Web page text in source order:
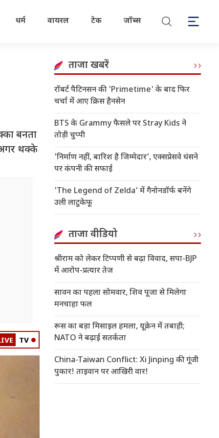
धर्म वायरल टेक जॉब्स
बनता
अगर थक्के
TV
ताजा खबरें
रॉबर्ट पैटिनसन की 'Primetime' के बाद फिर
चर्चा में आए क्रिस हैनसेन
BTS के Grammy फैसले पर Stray Kids ने
तोड़ी चुप्पी
'निर्माण नहीं, बारिश है जिम्मेदार', एक्सप्रेसवे धंसने
पर कंपनी की सफाई
'The Legend of Zelda' में गैनोनडॉर्फ बनेंगे
उली लाटुकेफू
ताजा वीडियो
श्रीराम को लेकर टिप्पणी से बढ़ा विवाद, सपा-BJP
में आरोप-प्रत्यार तेज
सावन का पहला सोमवार, शिव पूजा से मिलेगा
मनचाहा फल
रूस का बड़ा मिसाइल हमला, यूक्रेन में तबाही;
NATO ने बढ़ाई सतर्कता
China-Taiwan Conflict: Xi Jinping की गूंजी
पुकार! ताइवान पर आखिरी वार!